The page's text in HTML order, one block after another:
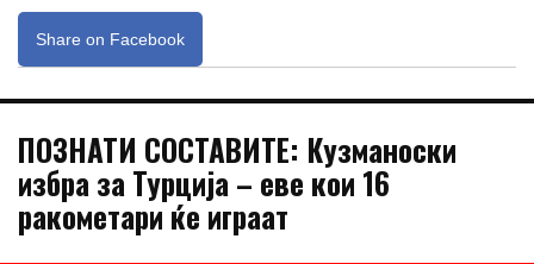
Share on Facebook
ПОЗНАТИ СОСТАВИТЕ: Кузманоски
избра за Турција – еве кои 16
ракометари ќе играат